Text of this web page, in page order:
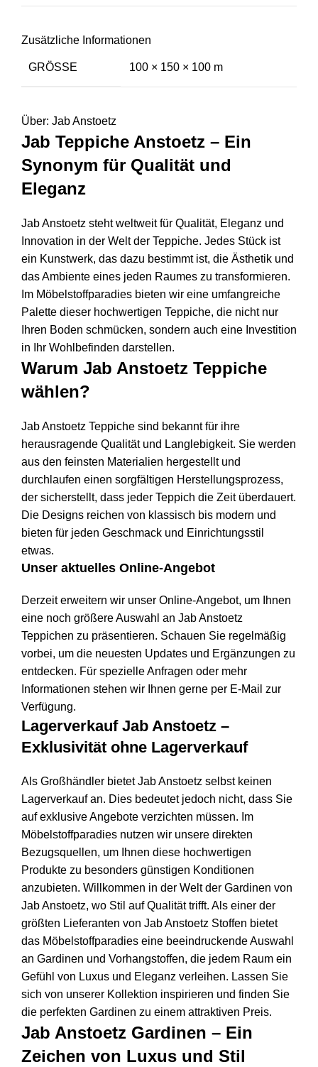
Zusätzliche Informationen
GRÖSSE 100 × 150 × 100 m
Über: Jab Anstoetz
Jab Teppiche Anstoetz – Ein
Synonym für Qualität und
Eleganz
Jab Anstoetz steht weltweit für Qualität, Eleganz und
Innovation in der Welt der Teppiche. Jedes Stück ist
ein Kunstwerk, das dazu bestimmt ist, die Ästhetik und
das Ambiente eines jeden Raumes zu transformieren.
Im Möbelstoffparadies bieten wir eine umfangreiche
Palette dieser hochwertigen Teppiche, die nicht nur
Ihren Boden schmücken, sondern auch eine Investition
in Ihr Wohlbefinden darstellen.
Warum Jab Anstoetz Teppiche
wählen?
Jab Anstoetz Teppiche sind bekannt für ihre
herausragende Qualität und Langlebigkeit. Sie werden
aus den feinsten Materialien hergestellt und
durchlaufen einen sorgfältigen Herstellungsprozess,
der sicherstellt, dass jeder Teppich die Zeit überdauert.
Die Designs reichen von klassisch bis modern und
bieten für jeden Geschmack und Einrichtungsstil
etwas.
Unser aktuelles Online-Angebot
Derzeit erweitern wir unser Online-Angebot, um Ihnen
eine noch größere Auswahl an Jab Anstoetz
Teppichen zu präsentieren. Schauen Sie regelmäßig
vorbei, um die neuesten Updates und Ergänzungen zu
entdecken. Für spezielle Anfragen oder mehr
Informationen stehen wir Ihnen gerne per E-Mail zur
Verfügung.
Lagerverkauf Jab Anstoetz –
Exklusivität ohne Lagerverkauf
Als Großhändler bietet Jab Anstoetz selbst keinen
Lagerverkauf an. Dies bedeutet jedoch nicht, dass Sie
auf exklusive Angebote verzichten müssen. Im
Möbelstoffparadies nutzen wir unsere direkten
Bezugsquellen, um Ihnen diese hochwertigen
Produkte zu besonders günstigen Konditionen
anzubieten. Willkommen in der Welt der Gardinen von
Jab Anstoetz, wo Stil auf Qualität trifft. Als einer der
größten Lieferanten von Jab Anstoetz Stoffen bietet
das Möbelstoffparadies eine beeindruckende Auswahl
an Gardinen und Vorhangstoffen, die jedem Raum ein
Gefühl von Luxus und Eleganz verleihen. Lassen Sie
sich von unserer Kollektion inspirieren und finden Sie
die perfekten Gardinen zu einem attraktiven Preis.
Jab Anstoetz Gardinen – Ein
Zeichen von Luxus und Stil